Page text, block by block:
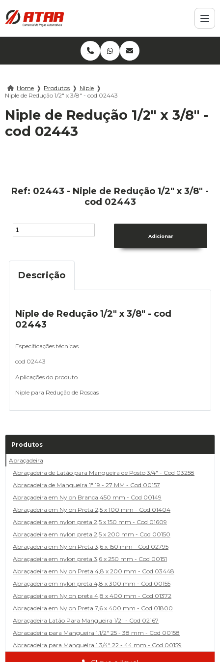
Home ❱ Produtos ❱ Niple ❱
Niple de Redução 1/2" x 3/8" - cod 02443
Niple de Redução 1/2" x 3/8" -
cod 02443
Ref: 02443 - Niple de Redução 1/2" x 3/8" -
cod 02443
Descrição
Niple de Redução 1/2" x 3/8" - cod
02443
Especificações técnicas
cod 02443
Aplicações do produto
Niple para Redução de Roscas
Produtos
Abraçadeira
Abraçadeira de Latão para Mangueira de Posto 3/4" - Cod 03258
Abracadeira de Mangueira 1" 19 - 27 MM - Cod 00157
Abraçadeira em Nylon Branca 450 mm - Cod 00149
Abraçadeira em Nylon Preta 2,5 x 100 mm - Cod 01404
Abraçadeira em nylon preta 2,5 x 150 mm - Cod 01609
Abraçadeira em nylon preta 2,5 x 200 mm - Cod 00150
Abraçadeira em Nylon Preta 3,6 x 150 mm - Cod 02795
Abraçadeira em nylon preta 3,6 x 250 mm - Cod 00151
Abraçadeira em Nylon Preta 4,8 x 200 mm - Cod 03448
Abraçadeira em nylon preta 4,8 x 300 mm - Cod 00155
Abraçadeira em Nylon preta 4,8 x 400 mm - Cod 01372
Abraçadeira em Nylon Preta 7,6 x 400 mm - Cod 01800
Abraçadeira Latão Para Mangueira 1/2" - Cod 02167
Abracadeira para Mangueira 1.1/2" 25 - 38 mm - Cod 00158
Abracadeira para Mangueira 1.3/4" 22 - 44 mm - Cod 00159
Abracadeira para Mangueira 1/2' 14 - 22 - Cod 02585